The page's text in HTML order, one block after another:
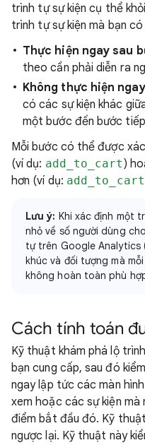
trình tự sự kiện cụ thể
trình tự sự kiện mà bạn
Thực hiện ngay sau
theo cần phải diễn ra
Không thực hiện
có các sự kiện khác
một bước đến bước
Mỗi bước có thể được
(ví dụ: add_to_cart )
hơn (ví dụ: add_to_cart
Lưu ý: Khi xác định một
nhỏ về số người dùng
tự trên Google Analytics
khúc và đối tượng mà
không hoàn toàn phù
Cách tính toán
Kỹ thuật khám phá lộ
bạn cung cấp, sau đó
ngay lập tức các màn
xem hoặc các sự kiện mà
điểm bắt đầu đó. Kỹ
ngược lại. Kỹ thuật này